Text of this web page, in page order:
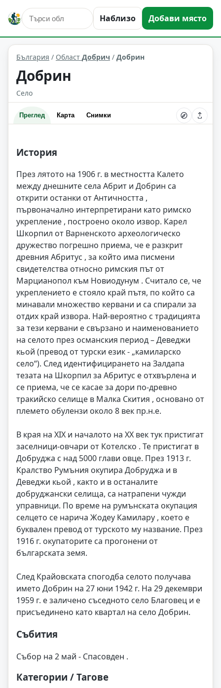
Наблизо Добави място
Добрин Област: Добрич
България / Област Добрич / Добрин
Добрин
Село
Преглед Карта Снимки
История
През лятото на 1906 г. в местността Калето
между днешните села Абрит и Добрин са
открити останки от Античността ,
първоначално интерпретирани като римско
укрепление , построено около извор. Карел
Шкорпил от Варненското археологическо
дружество погрешно приема, че е разкрит
древния Абритус , за който има писмени
свидетелства относно римския път от
Марцианопол към Новиодунум . Считало се, че
укреплението е стояло край пътя, по който са
минавали множество кервани и са спирали за
отдих край извора. Най-вероятно с традицията
за тези кервани е свързано и наименованието
на селото през османския период – Деведжи
кьой (превод от турски език - „камиларско
село“). След идентифицирането на Залдапа
тезата на Шкорпил за Абритус е отхвърлена и
се приема, че се касае за дори по-древно
тракийско селище в Малка Скития , основано от
племето обулензи около 8 век пр.н.е.
В края на ХІХ и началото на ХХ век тук пристигат
заселници-овчари от Котелско . Те пристигат в
Добруджа с над 5000 глави овце. През 1913 г.
Кралство Румъния окупира Добруджа и в
Деведжи кьой , както и в останалите
добруджански селища, са натрапени чужди
управници. По време на румънската окупация
селцето се нарича Жодеу Камилару , което е
буквален превод от турското му название. През
1916 г. окупаторите са прогонени от
българската земя.
След Крайовската спогодба селото получава
името Добрин на 27 юни 1942 г. На 29 декември
1959 г. е заличено съседното село Благовец и е
присъединено като квартал на село Добрин.
Събития
Събор на 2 май - Спасовден .
Категории / Тагове